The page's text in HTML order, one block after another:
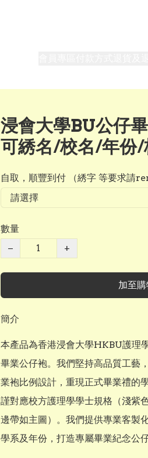
浸會大學BU公仔
可綉名/校名/年份/
自取，順豐到付 （綉字 等要求請
數量
−
+
加至
簡介
本產品為香港浸會大學HKBU護
畢業公仔袍。我們堅持高品質工藝
業袍比例設計，重現正式畢業禮的
謹對應校方護理學學士規格（淺
邊帶如主圖）。我們提供專業客製
學系及年份，打造專屬畢業紀念公仔